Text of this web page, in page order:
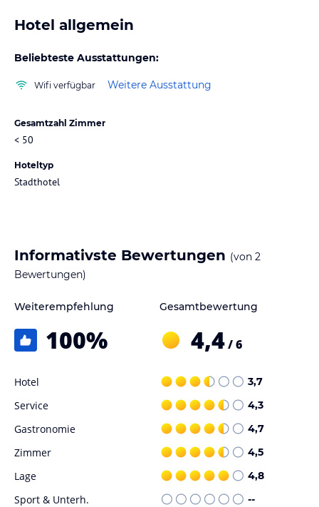
Hotel allgemein
Beliebteste Ausstattungen:
Wifi verfügbar Weitere Ausstattung
Gesamtzahl Zimmer
< 50
Hoteltyp
Stadthotel
Informativste Bewertungen (von 2
Bewertungen)
Weiterempfehlung
100%
Gesamtbewertung
4,4/ 6
Hotel 3,7
Service 4,3
Gastronomie 4,7
Zimmer 4,5
Lage 4,8
Sport & Unterh. --